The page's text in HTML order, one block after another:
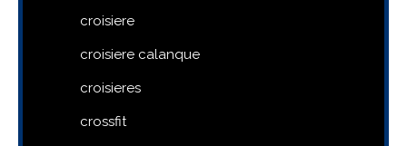
croisiere
croisiere calanque
croisieres
crossfit